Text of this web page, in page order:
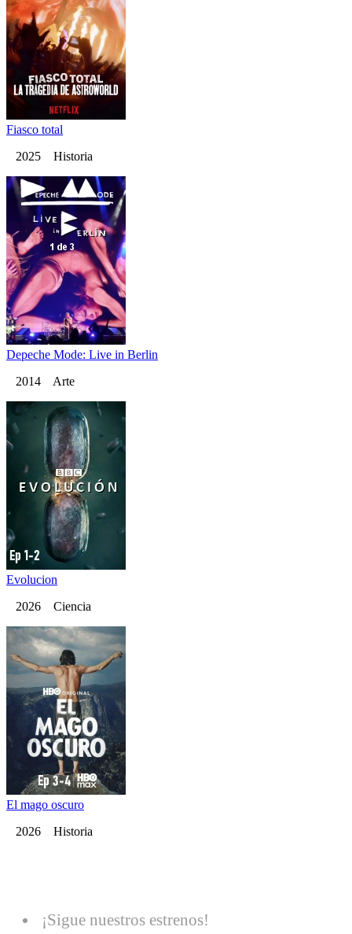
Fiasco total
2025 Historia
Depeche Mode: Live in Berlin
2014 Arte
Evolucion
2026 Ciencia
El mago oscuro
2026 Historia
¡Sigue nuestros estrenos!